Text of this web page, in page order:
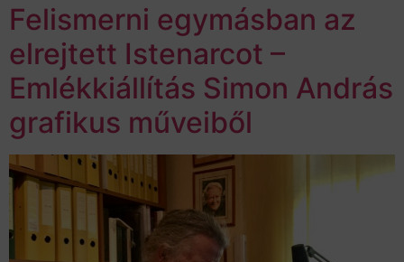
Felismerni egymásban az
elrejtett Istenarcot –
Emlékkiállítás Simon András
grafikus műveiből